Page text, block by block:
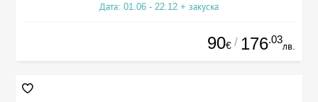
Дата: 01.06 - 22.12 + закуска
90€ / 176.03
лв.